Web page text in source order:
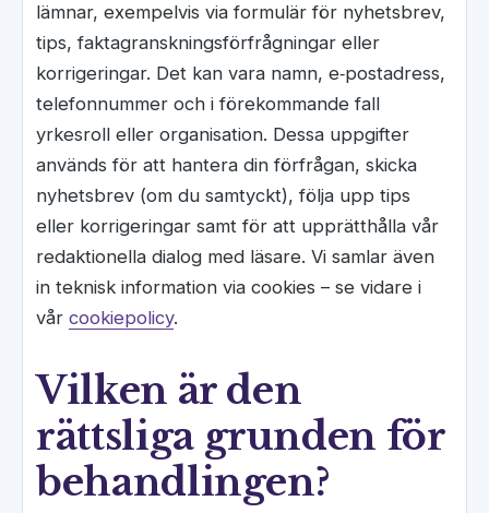
lämnar, exempelvis via formulär för nyhetsbrev,
tips, faktagranskningsförfrågningar eller
korrigeringar. Det kan vara namn, e‑postadress,
telefonnummer och i förekommande fall
yrkesroll eller organisation. Dessa uppgifter
används för att hantera din förfrågan, skicka
nyhetsbrev (om du samtyckt), följa upp tips
eller korrigeringar samt för att upprätthålla vår
redaktionella dialog med läsare. Vi samlar även
in teknisk information via cookies – se vidare i
vår cookiepolicy.
Vilken är den
rättsliga grunden för
behandlingen?